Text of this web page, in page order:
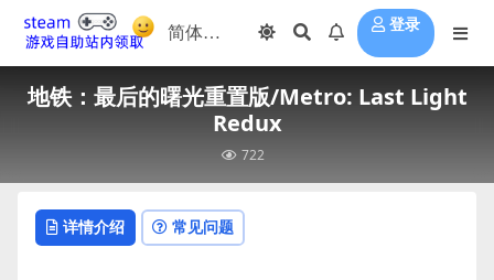
登录
地铁：最后的曙光重置版/Metro: Last Light
Redux
722
详情介绍 常见问题